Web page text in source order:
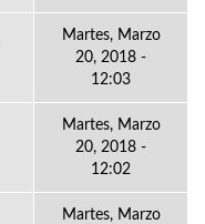
Martes, Marzo
20, 2018 -
12:03
Martes, Marzo
20, 2018 -
12:02
Martes, Marzo